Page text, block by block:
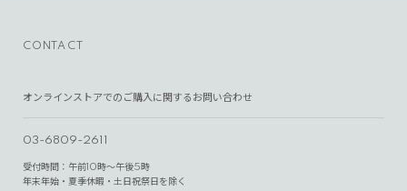
CONTACT
オンラインストアでのご購入に関するお問い合わせ
03-6809-2611
受付時間：午前10時～午後5時
年末年始・夏季休暇・土日祝祭日を除く